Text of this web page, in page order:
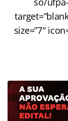
size=”7″